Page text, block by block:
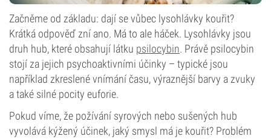
Začněme od základu: dají se vůbec lysohlávky kouřit?
Krátká odpověď zní ano. Má to ale háček. Lysohlávky jsou
druh hub, které obsahují látku psilocybin. Právě psilocybin
stojí za jejich psychoaktivními účinky – typické jsou
například zkreslené vnímání času, výraznější barvy a zvuky
a také silné pocity euforie.
Pokud víme, že požívání syrových nebo sušených hub
vyvolává kýžený účinek, jaký smysl má je kouřit? Problém